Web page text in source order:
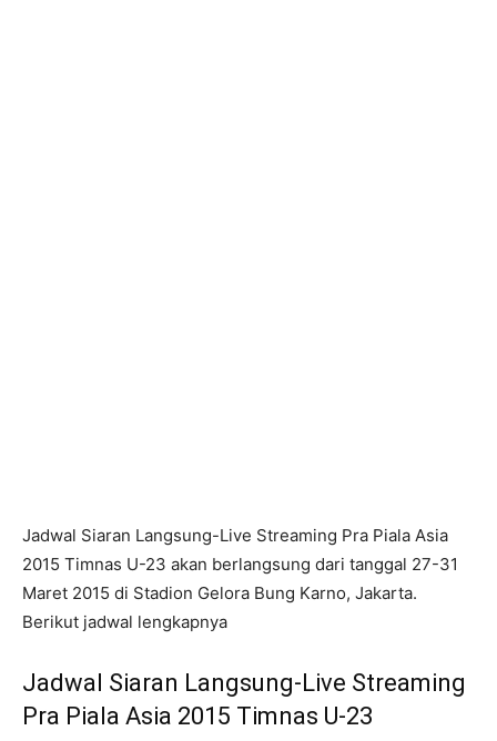
Jadwal Siaran Langsung-Live Streaming Pra Piala Asia
2015 Timnas U-23 akan berlangsung dari tanggal 27-31
Maret 2015 di Stadion Gelora Bung Karno, Jakarta.
Berikut jadwal lengkapnya
Jadwal Siaran Langsung-Live Streaming
Pra Piala Asia 2015 Timnas U-23